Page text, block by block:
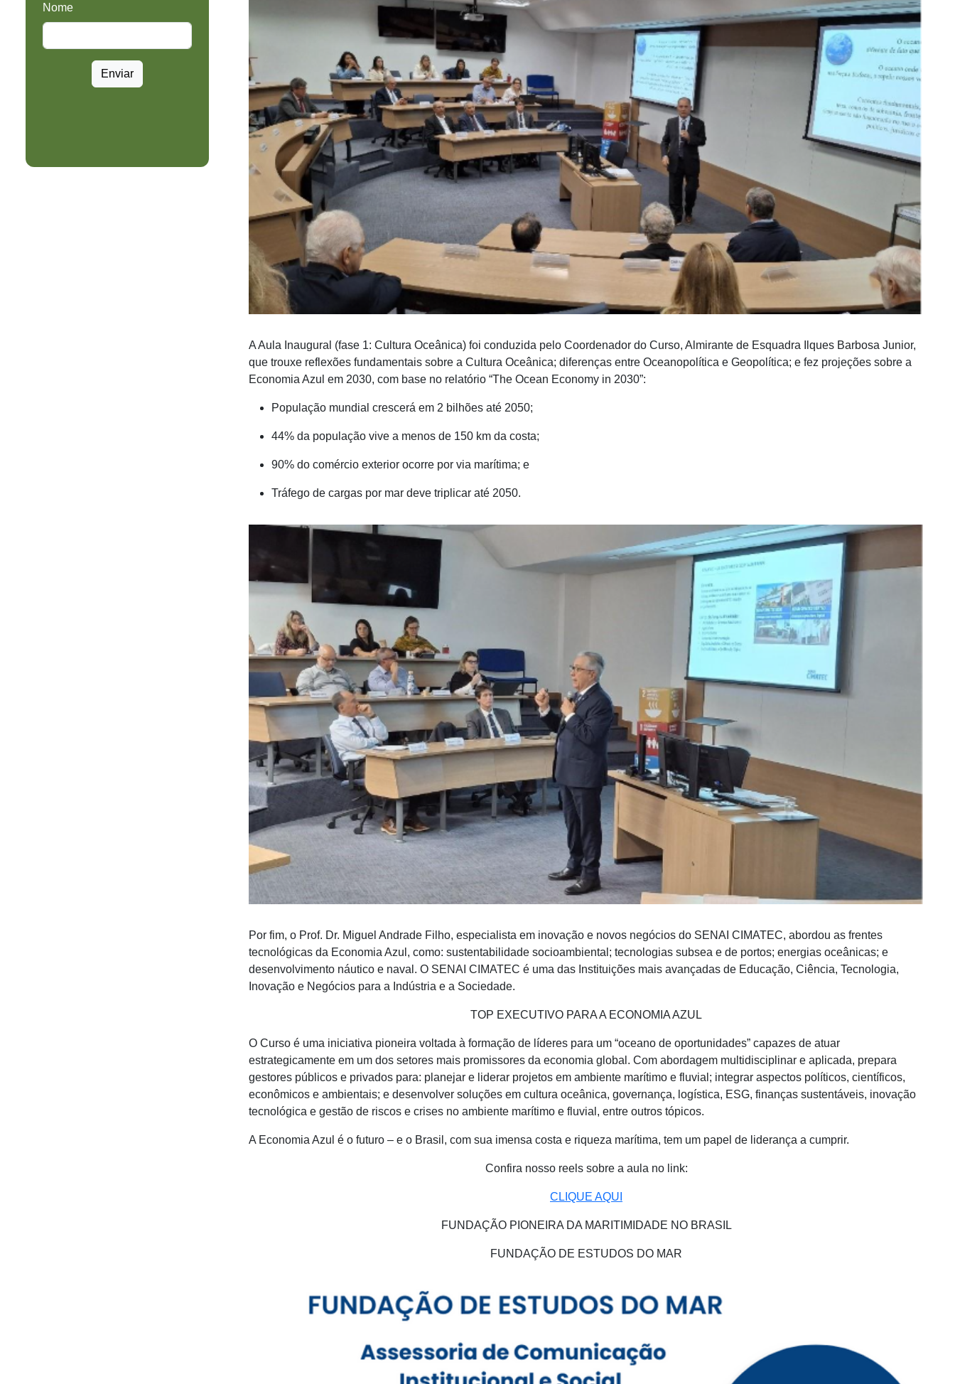
Nome
Enviar
A Aula Inaugural (fase 1: Cultura Oceânica) foi conduzida pelo Coordenador do Curso, Almirante de Esquadra Ilques Barbosa Junior,
que trouxe reflexões fundamentais sobre a Cultura Oceânica; diferenças entre Oceanopolítica e Geopolítica; e fez projeções sobre a
Economia Azul em 2030, com base no relatório “The Ocean Economy in 2030”:
População mundial crescerá em 2 bilhões até 2050;
44% da população vive a menos de 150 km da costa;
90% do comércio exterior ocorre por via marítima; e
Tráfego de cargas por mar deve triplicar até 2050.
Por fim, o Prof. Dr. Miguel Andrade Filho, especialista em inovação e novos negócios do SENAI CIMATEC, abordou as frentes
tecnológicas da Economia Azul, como: sustentabilidade socioambiental; tecnologias subsea e de portos; energias oceânicas; e
desenvolvimento náutico e naval. O SENAI CIMATEC é uma das Instituições mais avançadas de Educação, Ciência, Tecnologia,
Inovação e Negócios para a Indústria e a Sociedade.
TOP EXECUTIVO PARA A ECONOMIA AZUL
O Curso é uma iniciativa pioneira voltada à formação de líderes para um “oceano de oportunidades” capazes de atuar
estrategicamente em um dos setores mais promissores da economia global. Com abordagem multidisciplinar e aplicada, prepara
gestores públicos e privados para: planejar e liderar projetos em ambiente marítimo e fluvial; integrar aspectos políticos, científicos,
econômicos e ambientais; e desenvolver soluções em cultura oceânica, governança, logística, ESG, finanças sustentáveis, inovação
tecnológica e gestão de riscos e crises no ambiente marítimo e fluvial, entre outros tópicos.
A Economia Azul é o futuro – e o Brasil, com sua imensa costa e riqueza marítima, tem um papel de liderança a cumprir.
Confira nosso reels sobre a aula no link:
CLIQUE AQUI
FUNDAÇÃO PIONEIRA DA MARITIMIDADE NO BRASIL
FUNDAÇÃO DE ESTUDOS DO MAR